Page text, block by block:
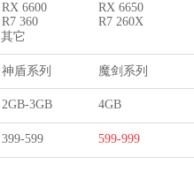
RX 6600 RX 6650
R7 360 R7 260X
其它
神盾系列 魔剑系列
2GB-3GB 4GB
399-599 599-999